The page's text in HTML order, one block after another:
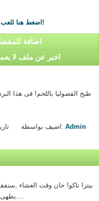
اضغط هنا للعب!
اضافة
اخبر عن ملف لا
طبخ الفصوليا باللحم! فى هذا
اضيف بواسطة:Admin
بيتزا تاكو! حان وقت العشاء
بطهى بيتزا تاكو الشهية....